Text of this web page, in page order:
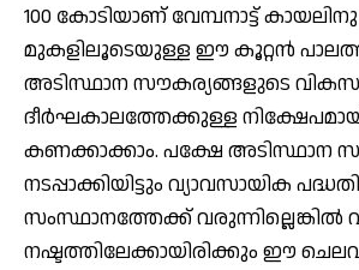
100 കോടിയാണ് വേമ്പനാട്ട് കായലിനു
മുകളിലൂടെയുള്ള ഈ കൂറ്റന്‍
അടിസ്ഥാന സൗകര്യങ്ങളുടെ
ദീര്‍ഘകാലത്തേക്കുള്ള
കണക്കാക്കാം. പക്ഷേ അടിസ്ഥാന
നടപ്പാക്കിയിട്ടും വ്യാവസായിക
സംസ്ഥാനത്തേക്ക്
നഷ്ടത്തിലേക്കായിരിക്കും ഈ